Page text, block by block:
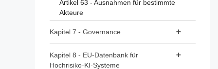
Artikel 17 - Qualitätsmanagementsystem
Artikel 18 - Aufbewahrung der
Dokumentation
Artikel 20 - Korrekturmaßnahmen und
Artikel 55 - Pflichten der Anbieter von KI-
Modellen mit allgemeinem
Verwendungszweck mit systemischem
Risiko
Abschnitt 4 - Praxisleitfäden
Artikel 63 - Ausnahmen für bestimmte
Akteure
Kapitel 7 - Governance
Abschnitt 1 - Governance auf Unionsebene
Kapitel 8 - EU-Datenbank für
Hochrisiko-KI-Systeme